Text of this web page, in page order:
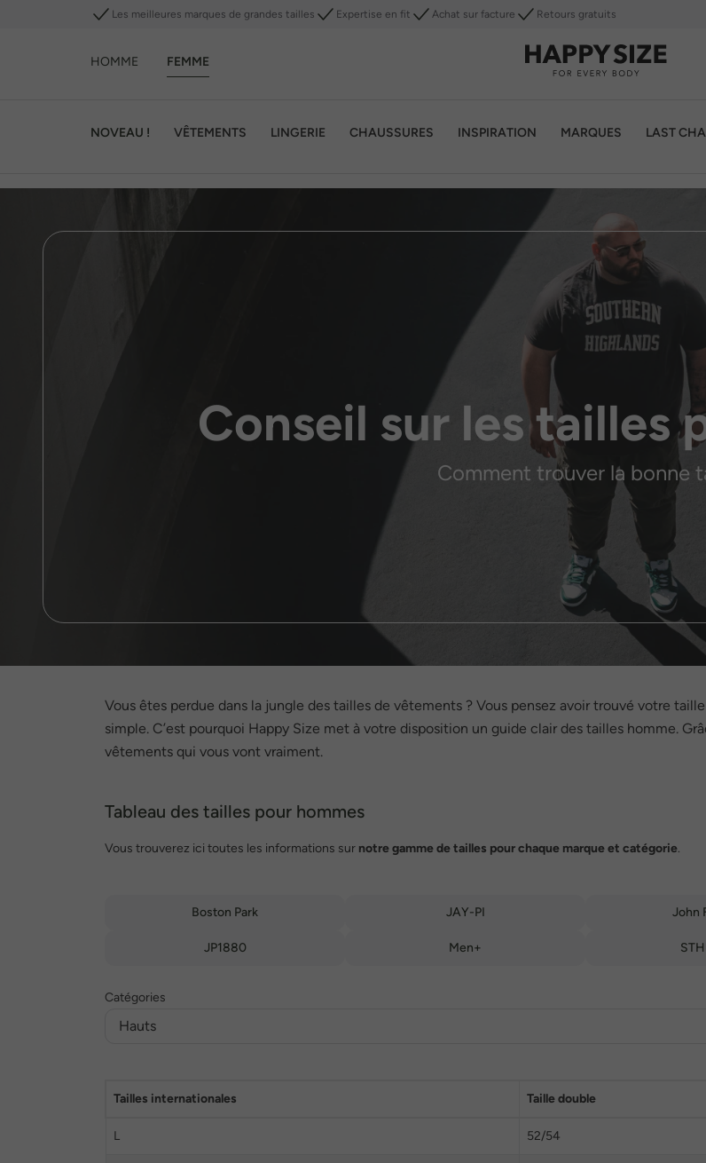
Les meilleures marques de grandes tailles Expertise en fit Achat sur facture Retours gratuits
HOMME FEMME
NOVEAU ! VÊTEMENTS LINGERIE CHAUSSURES INSPIRATION MARQUES LAST
Conseil sur les tailles
Comment trouver la bonne
Vous êtes perdue dans la jungle des tailles de vêtements ? Vous pensez avoir trouvé votre
simple. C’est pourquoi Happy Size met à votre disposition un guide clair des tailles homme.
vêtements qui vous vont vraiment.
Tableau des tailles pour hommes
Vous trouverez ici toutes les informations sur notre gamme de tailles pour chaque marque et catégorie.
Boston Park JAY-PI John
JP1880 Men+
Catégories
Tailles internationales Taille double
L 52/54